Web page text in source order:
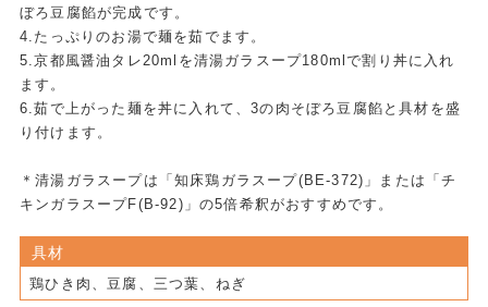
ぼろ豆腐餡が完成です。
4.たっぷりのお湯で麺を茹でます。
5.京都風醤油タレ20mlを清湯ガラスープ180mlで割り丼に入れ
ます。
6.茹で上がった麺を丼に入れて、3の肉そぼろ豆腐餡と具材を盛
り付けます。
＊清湯ガラスープは「知床鶏ガラスープ(BE-372)」または「チ
キンガラスープF(B-92)」の5倍希釈がおすすめです。
具材
鶏ひき肉、豆腐、三つ葉、ねぎ